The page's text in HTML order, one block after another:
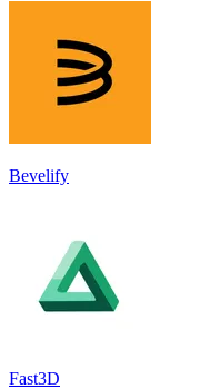
Bevelify
Fast3D